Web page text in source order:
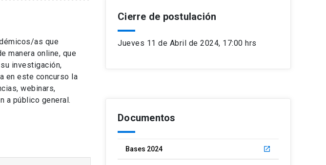
as que
manera online, que
investigación,
en este concurso la
webinars,
a público general.
Cierre de postulación
Jueves 11 de Abril de 2024, 17:00 hrs
Documentos
Bases 2024 launch